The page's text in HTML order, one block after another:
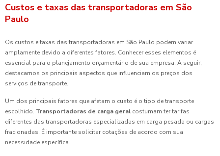
Custos e taxas das transportadoras em São
Paulo
Os custos e taxas das transportadoras em São Paulo podem variar
amplamente devido a diferentes fatores. Conhecer esses elementos é
essencial para o planejamento orçamentário de sua empresa. A seguir,
destacamos os principais aspectos que influenciam os preços dos
serviços de transporte.
Um dos principais fatores que afetam o custo é o tipo de transporte
escolhido. Transportadoras de carga geral costumam ter tarifas
diferentes das transportadoras especializadas em carga pesada ou cargas
fracionadas. É importante solicitar cotações de acordo com sua
necessidade específica.